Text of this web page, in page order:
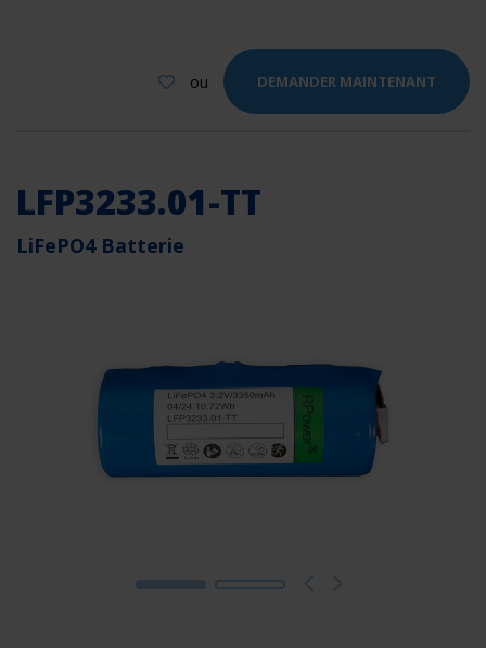
ou DEMANDER MAINTENANT
LFP3233.01-TT
LiFePO4 Batterie